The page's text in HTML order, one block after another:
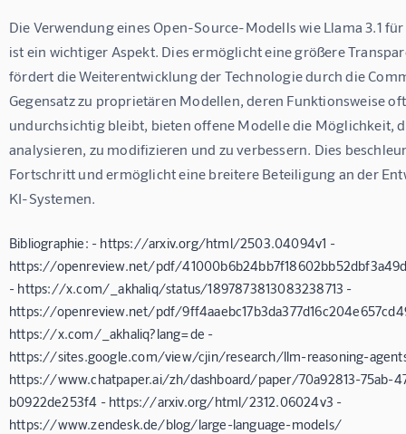
Die Verwendung eines Open-Source-Modells wie Llama 3.1
ist ein wichtiger Aspekt. Dies ermöglicht eine größere
fördert die Weiterentwicklung der Technologie durch die
Gegensatz zu proprietären Modellen, deren Funktionsweise
undurchsichtig bleibt, bieten offene Modelle die Möglichkeit,
analysieren, zu modifizieren und zu verbessern. Dies
Fortschritt und ermöglicht eine breitere Beteiligung an der
KI-Systemen.
Bibliographie: - https://arxiv.org/html/2503.04094v1 -
https://openreview.net/pdf/
- https://x.com/_akhaliq/status/1897873813083238713 -
https://openreview.net/pdf/
https://x.com/_akhaliq?lang=de -
https://sites.google.com/view/cjin/research/llm-reasoning-
https://www.chatpaper.ai/zh/dashboard/paper/70a92813-75ab-
b0922de253f4 - https://arxiv.org/html/2312.06024v3 -
https://www.zendesk.de/blog/large-language-models/